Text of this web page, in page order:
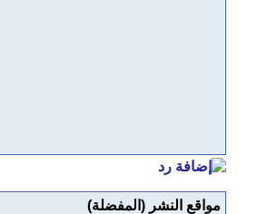
مواقع النشر (المفضلة)